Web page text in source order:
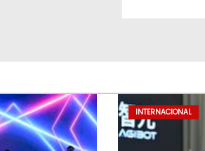
INTERNACIONAL